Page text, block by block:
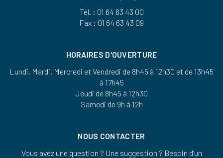
Tél. : 01 64 63 43 00
Fax : 01 64 63 43 09
HORAIRES D'OUVERTURE
Lundi, Mardi, Mercredi et Vendredi de 8h45 à 12h30 et de 13h45
à 17h45
Jeudi de 8h45 à 12h30
Samedi de 9h à 12h
NOUS CONTACTER
Vous avez une question ? Une suggestion ? Besoin d’un